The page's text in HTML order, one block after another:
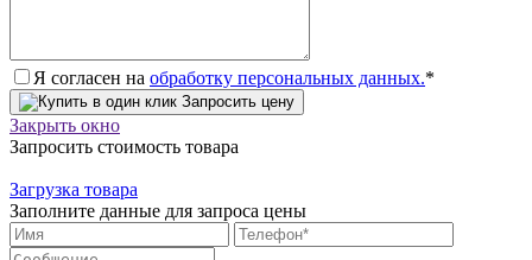
Я согласен на обработку персональных данных.*
Запросить цену
Закрыть окно
Запросить стоимость товара
Загрузка товара
Заполните данные для запроса цены